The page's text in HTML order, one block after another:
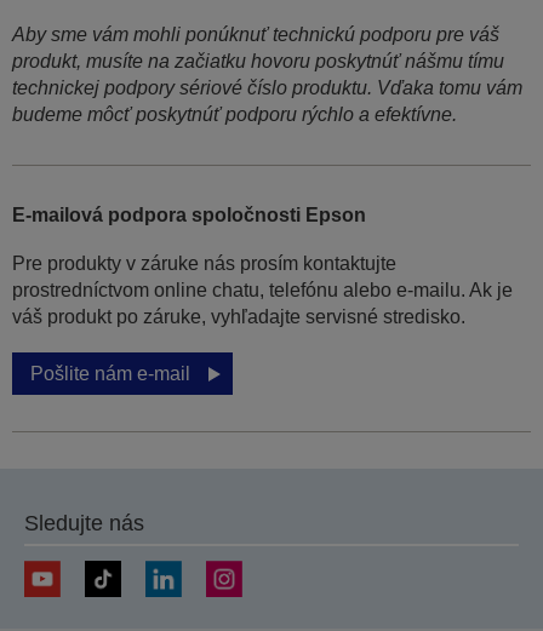
Aby sme vám mohli ponúknuť technickú podporu pre váš
produkt, musíte na začiatku hovoru poskytnúť nášmu tímu
technickej podpory sériové číslo produktu. Vďaka tomu vám
budeme môcť poskytnúť podporu rýchlo a efektívne.
E-mailová podpora spoločnosti Epson
Pre produkty v záruke nás prosím kontaktujte
prostredníctvom online chatu, telefónu alebo e-mailu. Ak je
váš produkt po záruke, vyhľadajte servisné stredisko.
Pošlite nám e-mail
Sledujte nás